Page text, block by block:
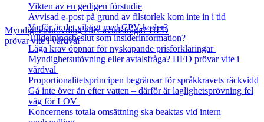
Myndighetsutövning eller avtalsfråga? HFD
prövar vite i vårdval
Vikten av en gedigen förstudie
Avvisad e-post på grund av filstorlek kom inte in i tid
Varför är det viktigt med CPV-koder?
Tilldelningsbeslut som insiderinformation?
Låga krav öppnar för nyskapande prisförklaringar
Myndighetsutövning eller avtalsfråga? HFD prövar vite i
vårdval
Proportionalitetsprincipen begränsar för språkkravets räckvidd
Gå inte över ån efter vatten – därför är laglighetsprövning fel
väg för LOV
Koncernens totala omsättning ska beaktas vid intern